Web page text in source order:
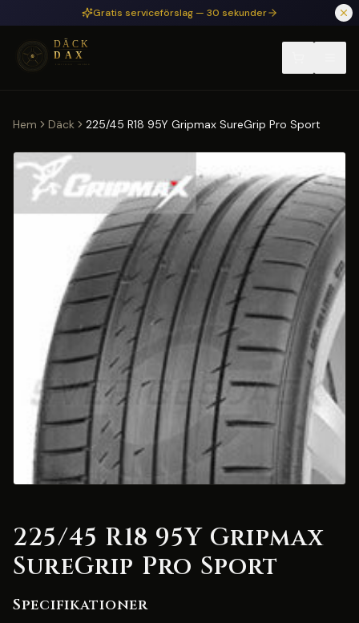
Hoppa till huvudinnehållGratis serviceförslag — 30 sekunder
Hem Däck 225/45 R18 95Y Gripmax SureGrip Pro Sport
225/45 R18 95Y Gripmax
SureGrip Pro Sport
Specifikationer